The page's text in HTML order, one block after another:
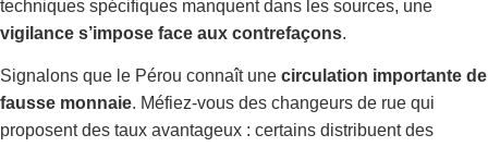
techniques spécifiques manquent dans les sources, une
vigilance s’impose face aux contrefaçons.
Signalons que le Pérou connaît une circulation importante de
fausse monnaie. Méfiez-vous des changeurs de rue qui
proposent des taux avantageux : certains distribuent des